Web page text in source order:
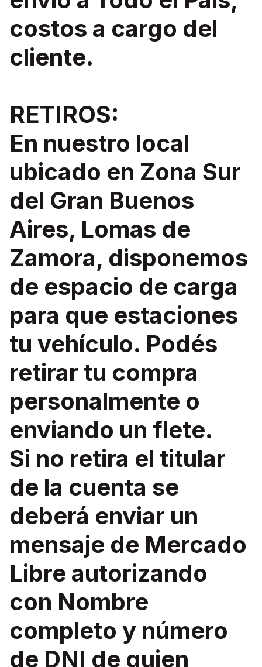
costos a cargo del
cliente.
RETIROS:
En nuestro local
ubicado en Zona Sur
del Gran Buenos
Aires, Lomas de
Zamora, disponemos
de espacio de carga
para que estaciones
tu vehículo. Podés
retirar tu compra
personalmente o
enviando un flete.
Si no retira el titular
de la cuenta se
deberá enviar un
mensaje de Mercado
Libre autorizando
con Nombre
completo y número
de DNI de quien